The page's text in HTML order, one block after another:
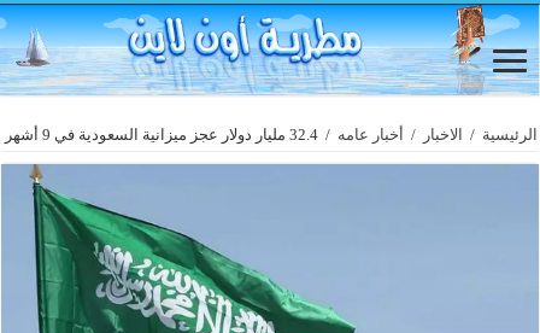
الرئيسية / الاخبار / أخبار عامه / 32.4 مليار دولار عجز ميزانية السعودية في 9 أشهر